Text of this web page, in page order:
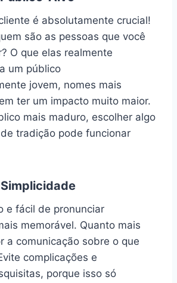
é absolutamente crucial!
são as pessoas que você
O que elas realmente
um público
jovem, nomes mais
ter um impacto muito maior.
mais maduro, escolher algo
tradição pode funcionar
e fácil de pronunciar
memorável. Quanto mais
a comunicação sobre o que
complicações e
porque isso só